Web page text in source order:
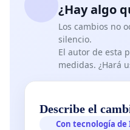
¿Hay algo
Los cambios no
silencio.
El autor de esta
medidas. ¿Hará
Describe el
Con tecnología de